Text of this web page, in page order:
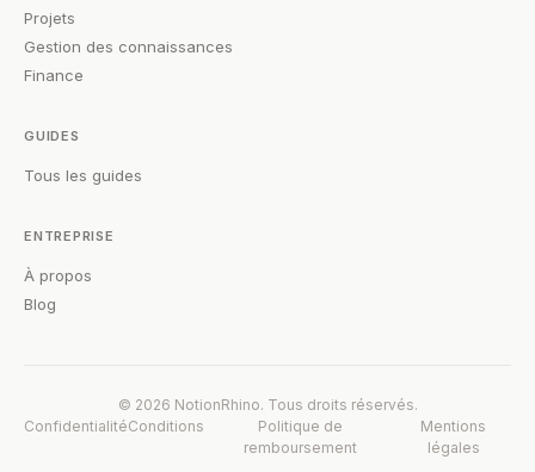
Projets
Gestion des connaissances
Finance
GUIDES
Tous les guides
ENTREPRISE
À propos
Blog
© 2026 NotionRhino. Tous droits réservés.
ConfidentialitéConditions
Politique de
remboursement
Mentions
légales